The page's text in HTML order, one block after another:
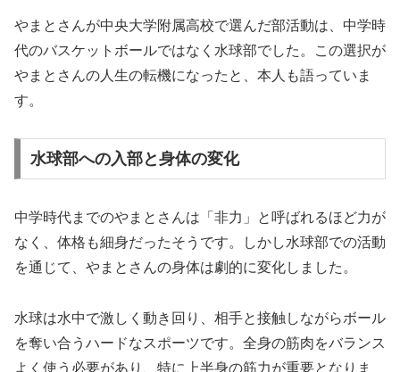
やまとさんが中央大学附属高校で選んだ部活動は、中学時
代のバスケットボールではなく水球部でした。この選択が
やまとさんの人生の転機になったと、本人も語っていま
す。
水球部への入部と身体の変化
中学時代までのやまとさんは「非力」と呼ばれるほど力が
なく、体格も細身だったそうです。しかし水球部での活動
を通じて、やまとさんの身体は劇的に変化しました。
水球は水中で激しく動き回り、相手と接触しながらボール
を奪い合うハードなスポーツです。全身の筋肉をバランス
よく使う必要があり、特に上半身の筋力が重要となりま